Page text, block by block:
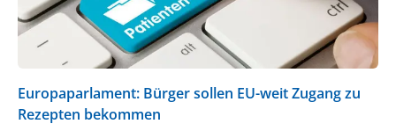
Europaparlament: Bürger sollen EU-weit Zugang zu
Rezepten bekommen